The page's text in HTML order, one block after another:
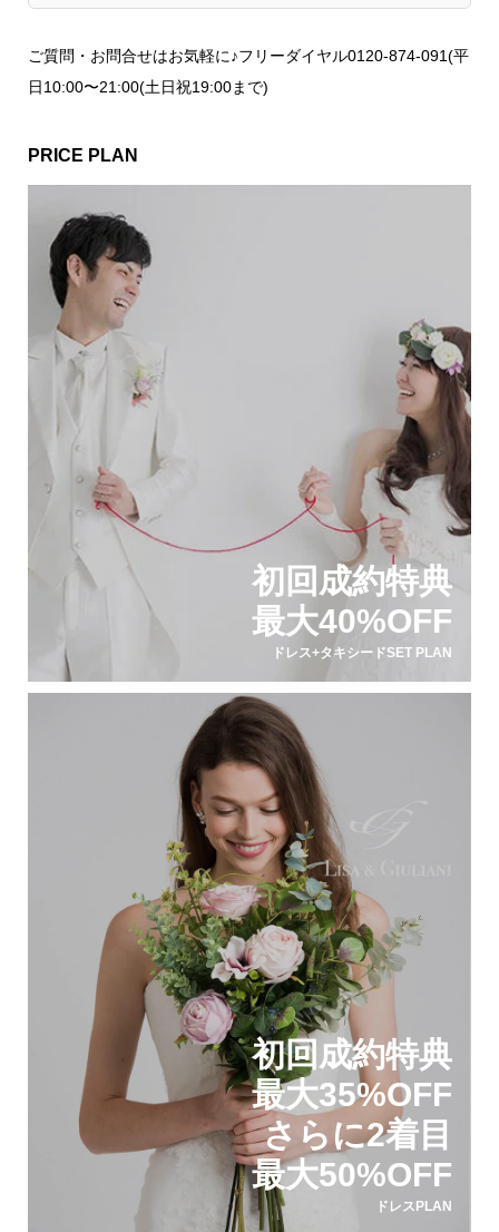
ご質問・お問合せはお気軽に♪フリーダイヤル0120-874-091(平
日10:00〜21:00(土日祝19:00まで)
PRICE PLAN
初回成約特典
最大40%OFF
ドレス+タキシードSET PLAN
初回成約特典
最大35%OFF
さらに2着目
最大50%OFF
ドレスPLAN